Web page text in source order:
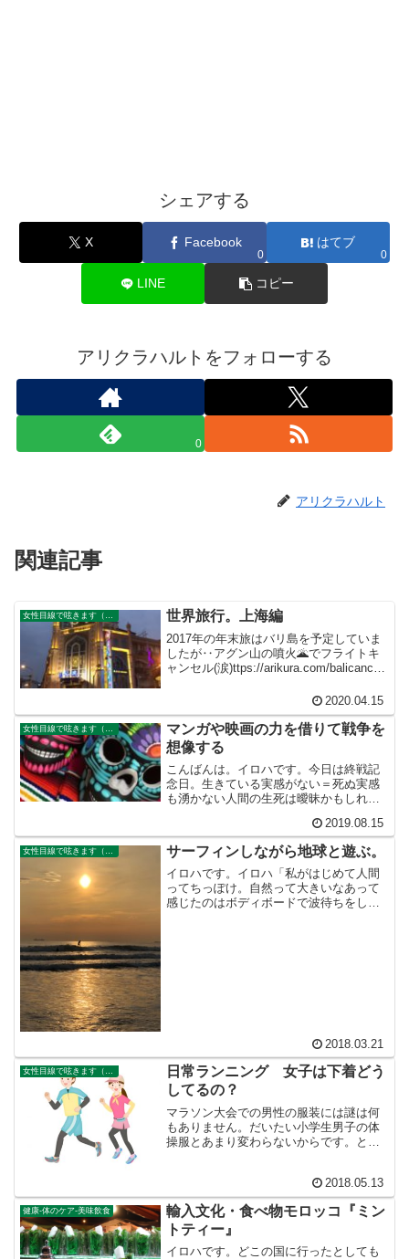
シェアする
X Facebook
0
はてブ
0
LINE コピー
アリクラハルトをフォローする
0
アリクラハルト
関連記事
女性目線で呟きます（イロハさんのサイト） 世界旅行。上海編
2017年の年末旅はバリ島を予定していま
したが‥アグン山の噴火🌋でフライトキ
ャンセル(涙)ttps://arikura.com/balicancel/
ラルンプール旅に変更デス。成田→上海
2020.04.15
マンガや映画の力を借りて戦争を
想像する
こんばんは。イロハです。今日は終戦記
念日。生きている実感がない＝死ぬ実感
も湧かない人間の生死は曖昧かもしれな
こともなく死んでるかのように無表情に
歩く人。死んでしまっても沢山の人の心
の中で生き続けている人も...
2019.08.15
サーフィンしながら地球と遊ぶ。
イロハです。イロハ「私がはじめて人間
ってちっぽけ。自然って大きいなあって
感じたのはボディボードで波待ちをして
2018.03.21
女性目線で呟きます（イロハさんのサイト）
日常ランニング 女子は下着どう
してるの？
マラソン大会での男性の服装には謎は何
もありません。だいたい小学生男子の体
操服とあまり変わらないからです。とこ
服と同じというわけにはいきません。い
つもサブスリー旦那を応援...
2018.05.13
健康-体のケア-美味飲食
輸入文化・食べ物モロッコ『ミン
トティー』
イロハです。どこの国に行ったとしても